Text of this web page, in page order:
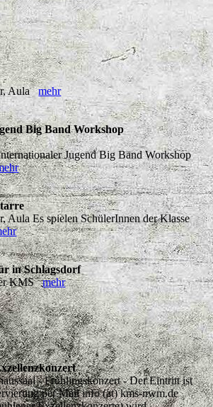
Aulamehr
Big Band Workshop
Jugend Big Band Workshop
Aula Es spielen SchülerInnen der Klasse
in Schlagsdorf
KMSmehr
- Frühlingskonzert - Der Eintritt ist
per Mail info (at) kms-nwm.de